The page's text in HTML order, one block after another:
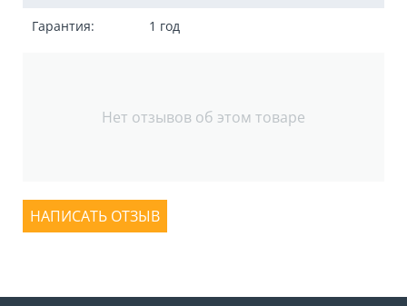
Гарантия: 1 год
Нет отзывов об этом товаре
НАПИСАТЬ ОТЗЫВ